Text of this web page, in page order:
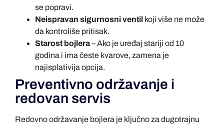
se popravi.
Neispravan sigurnosni ventil koji više ne može
da kontroliše pritisak.
Starost bojlera– Ako je uređaj stariji od 10
godina i ima česte kvarove, zamena je
najisplativija opcija.
Preventivno održavanje i
redovan servis
Redovno održavanje bojlera je ključno za dugotrajnu